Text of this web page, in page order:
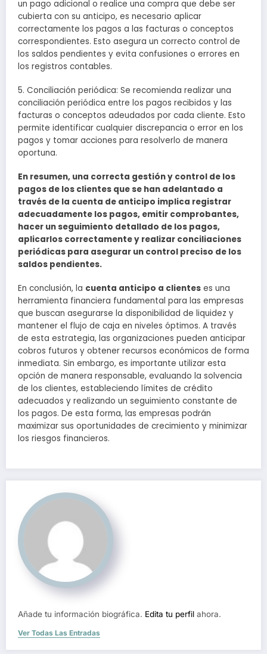
un pago adicional o realice una compra que debe ser
cubierta con su anticipo, es necesario aplicar
correctamente los pagos a las facturas o conceptos
correspondientes. Esto asegura un correcto control de
los saldos pendientes y evita confusiones o errores en
los registros contables.
5. Conciliación periódica: Se recomienda realizar una
conciliación periódica entre los pagos recibidos y las
facturas o conceptos adeudados por cada cliente. Esto
permite identificar cualquier discrepancia o error en los
pagos y tomar acciones para resolverlo de manera
oportuna.
En resumen, una correcta gestión y control de los
pagos de los clientes que se han adelantado a
través de la cuenta de anticipo implica registrar
adecuadamente los pagos, emitir comprobantes,
hacer un seguimiento detallado de los pagos,
aplicarlos correctamente y realizar conciliaciones
periódicas para asegurar un control preciso de los
saldos pendientes.
En conclusión, la cuenta anticipo a clientes es una
herramienta financiera fundamental para las empresas
que buscan asegurarse la disponibilidad de liquidez y
mantener el flujo de caja en niveles óptimos. A través
de esta estrategia, las organizaciones pueden anticipar
cobros futuros y obtener recursos económicos de forma
inmediata. Sin embargo, es importante utilizar esta
opción de manera responsable, evaluando la solvencia
de los clientes, estableciendo límites de crédito
adecuados y realizando un seguimiento constante de
los pagos. De esta forma, las empresas podrán
maximizar sus oportunidades de crecimiento y minimizar
los riesgos financieros.
Añade tu información biográfica. Edita tu perfil ahora.
Ver Todas Las Entradas